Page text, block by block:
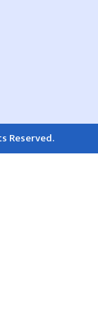
Reserved.